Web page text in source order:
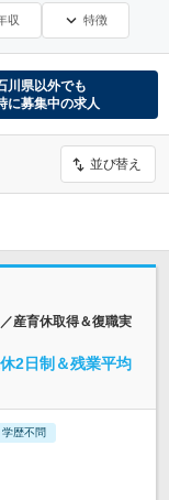
収 特徴
川県以外でも
に募集中の求人
並び替え
産育休取得＆復職実
2日制＆残業平均
学歴不問